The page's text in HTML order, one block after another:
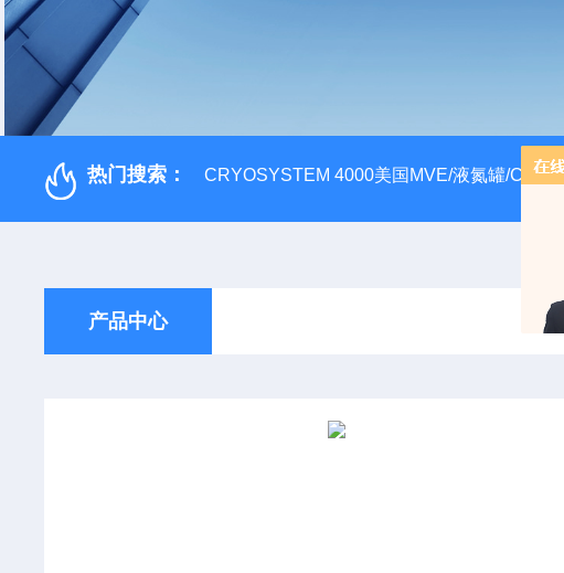
热门搜索： CRYOSYSTEM 4000美国MVE/液氮罐/
产品中心